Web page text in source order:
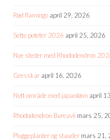
Rød flamingo april 29, 2026
Sette poteter 2026 april 25, 2026
Nye steder med Rhododendron
Gresskar april 16, 2026
Nytt område med japanlønn april
Rhododendron Bureavii mars 25,
Pluggeplanter og stauder mars 21,